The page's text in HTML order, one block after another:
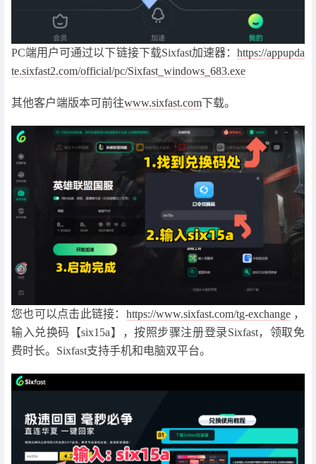
PC端用户可通过以下链接下载Sixfast加速器： https://appupda
te.sixfast2.com/official/pc/Sixfast_windows_683.exe
其他客户端版本可前往www.sixfast.com下载。
您也可以点击此链接： https://www.sixfast.com/tg-exchange，
输入兑换码【six15a】，按照步骤注册登录Sixfast，领取免
费时长。Sixfast支持手机和电脑双平台。